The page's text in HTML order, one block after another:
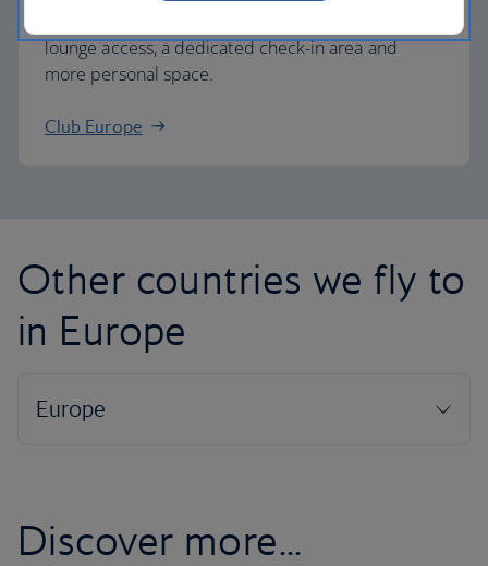
lounge access, a dedicated check-in area and
more personal space.
Club Europe
Other countries we fly to
in Europe
Discover more...